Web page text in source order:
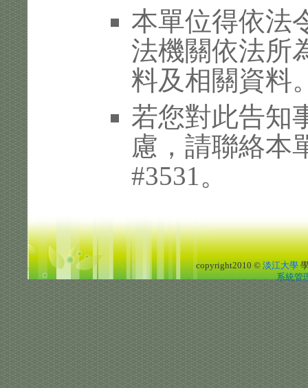
本單位得依法
法機關依法所
料及相關資料
若您對此告知
慮，請聯絡本
#3531。
copyright2010 © 淡江大學
系統管